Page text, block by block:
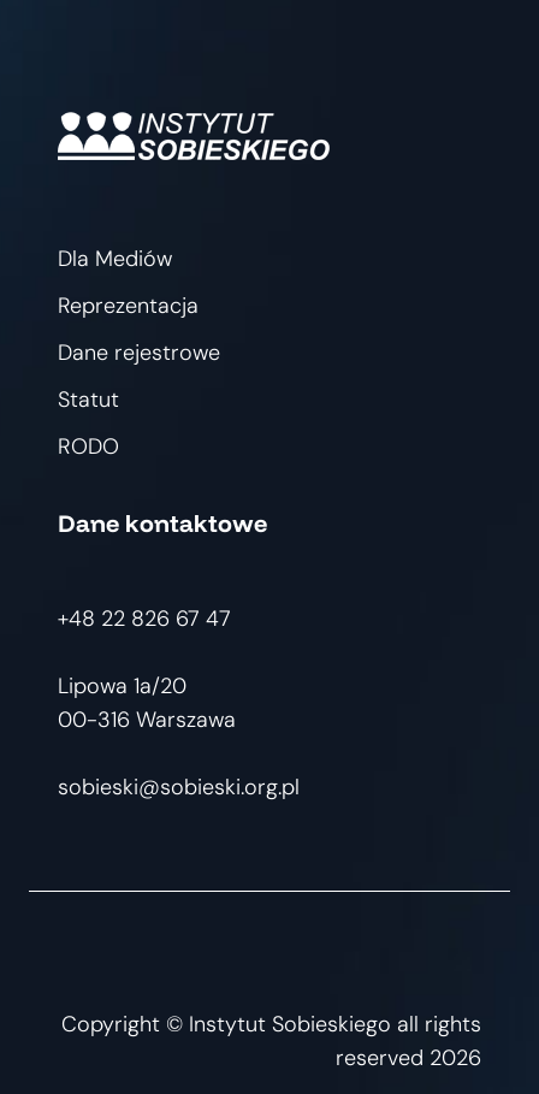
Dla Mediów
Reprezentacja
Dane rejestrowe
Statut
RODO
Dane kontaktowe
+48 22 826 67 47
Lipowa 1a/20
00-316 Warszawa
sobieski@sobieski.org.pl
Copyright © Instytut Sobieskiego all rights
reserved 2026